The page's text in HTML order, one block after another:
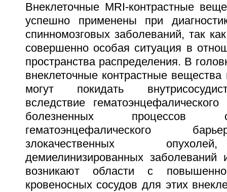
Внеклеточные MRI-контрастные
успешно применены при
спинномозговых заболеваний, так
совершенно особая ситуация в
пространства распределения. В
внеклеточные контрастные
могут покидать
вследствие
болезненных процессов
гематоэнцефалического
злокачественных
демиелинизированных заболеваний
возникают области с
кровеносных сосудов для этих